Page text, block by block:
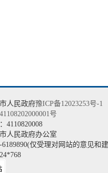
人民政府豫ICP备12023253号-1
号
4110820008
人民政府办公室
仅受理对网站的意见和